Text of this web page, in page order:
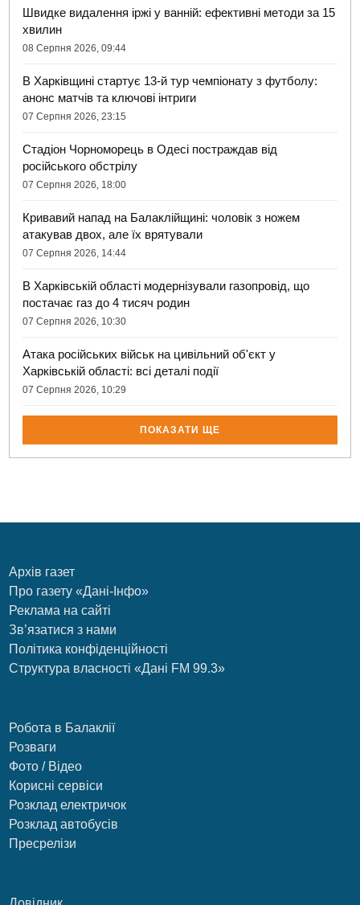
Швидке видалення іржі у ванній: ефективні методи за 15
хвилин
08 Серпня 2026, 09:44
В Харківщині стартує 13-й тур чемпіонату з футболу:
анонс матчів та ключові інтриги
07 Серпня 2026, 23:15
Стадіон Чорноморець в Одесі постраждав від
російського обстрілу
07 Серпня 2026, 18:00
Кривавий напад на Балаклійщині: чоловік з ножем
атакував двох, але їх врятували
07 Серпня 2026, 14:44
В Харківській області модернізували газопровід, що
постачає газ до 4 тисяч родин
07 Серпня 2026, 10:30
Атака російських військ на цивільний об'єкт у
Харківській області: всі деталі події
07 Серпня 2026, 10:29
ПОКАЗАТИ ЩЕ
Архів газет
Про газету «Дані-Інфо»
Реклама на сайті
Зв’язатися з нами
Політика конфіденційності
Структура власності «Дані FM 99.3»
Робота в Балаклії
Розваги
Фото / Відео
Корисні сервіси
Розклад електричок
Розклад автобусів
Пресрелізи